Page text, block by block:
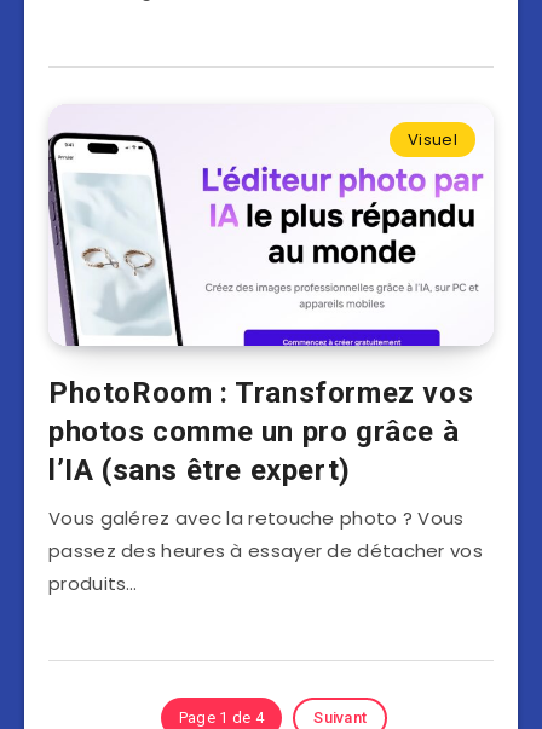
Visuel
PhotoRoom : Transformez vos
photos comme un pro grâce à
l’IA (sans être expert)
Vous galérez avec la retouche photo ? Vous
passez des heures à essayer de détacher vos
produits…
Page 1 de 4 Suivant